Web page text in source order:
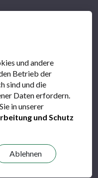
von
und andere
Betrieb der
sind und die
Daten erfordern.
in unserer
und Schutz
Ablehnen